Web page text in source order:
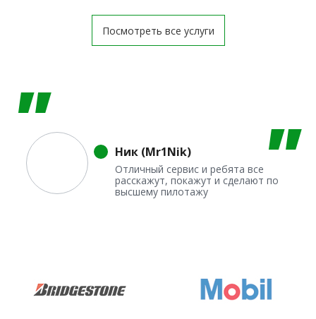
Посмотреть все услуги
Ник (Mr1Nik)
Отличный сервис и ребята все
расскажут, покажут и сделают по
высшему пилотажу